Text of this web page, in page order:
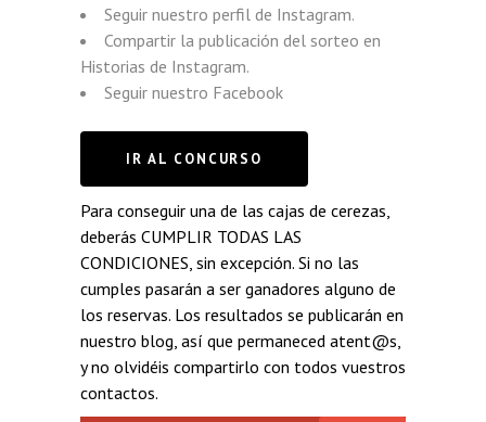
Seguir nuestro perfil de Instagram.
Compartir la publicación del sorteo en
Historias de Instagram.
Seguir nuestro Facebook
IR AL CONCURSO
Para conseguir una de las cajas de cerezas,
deberás CUMPLIR TODAS LAS
CONDICIONES, sin excepción. Si no las
cumples pasarán a ser ganadores alguno de
los reservas. Los resultados se publicarán en
nuestro blog, así que permaneced atent@s,
y no olvidéis compartirlo con todos vuestros
contactos.